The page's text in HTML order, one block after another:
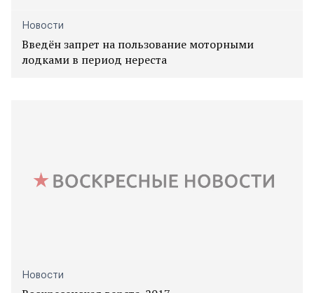
Новости
Введён запрет на пользование моторными
лодками в период нереста
Новости